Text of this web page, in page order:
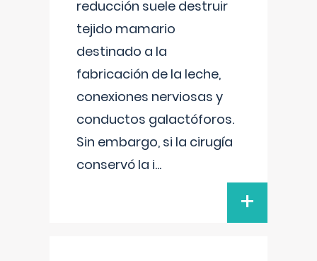
reducción suele destruir
tejido mamario
destinado a la
fabricación de la leche,
conexiones nerviosas y
conductos galactóforos.
Sin embargo, si la cirugía
conservó la i...
+